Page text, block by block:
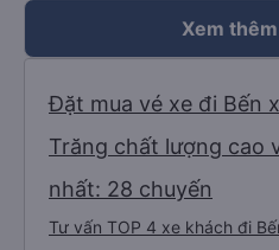
Xem
Đặt mua vé xe đi Bến
Trăng chất lượng cao
nhất: 28 chuyến
Tư vấn TOP 4 xe khách đi